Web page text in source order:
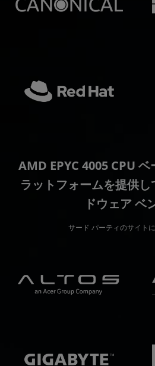
AMD EPYC 4005 CPU
ラットフォームを提供
ドウェア ベ
サード パーティのサイトに